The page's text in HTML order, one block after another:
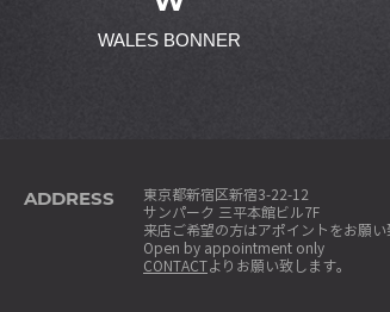
WALES BONNER
ADDRESS
東京都新宿区新宿3-22-12
サンパーク 三平本館ビル7F
来店ご希望の方はアポイントをお願い
Open by appointment only
CONTACTよりお願い致します。